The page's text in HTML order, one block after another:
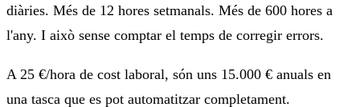
diàries. Més de 12 hores setmanals. Més de 600 hores a
l'any. I això sense comptar el temps de corregir errors.
A 25 €/hora de cost laboral, són uns 15.000 € anuals en
una tasca que es pot automatitzar completament.